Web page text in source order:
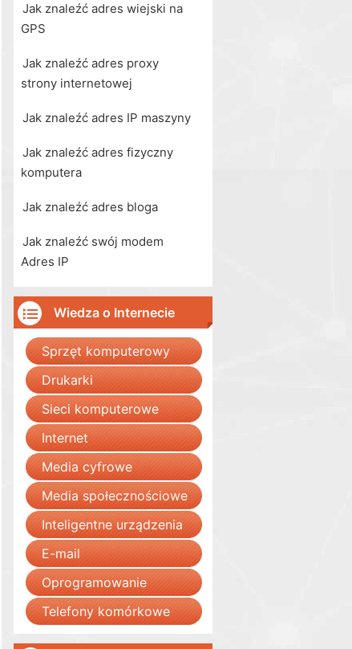
Jak znaleźć adres wiejski na
GPS
Jak znaleźć adres proxy
strony internetowej
Jak znaleźć adres IP maszyny
Jak znaleźć adres fizyczny
komputera
Jak znaleźć adres bloga
Jak znaleźć swój modem
Adres IP
Wiedza o Internecie
Sprzęt komputerowy
Drukarki
Sieci komputerowe
Internet
Media cyfrowe
Media społecznościowe
Inteligentne urządzenia
E-mail
Oprogramowanie
Telefony komórkowe